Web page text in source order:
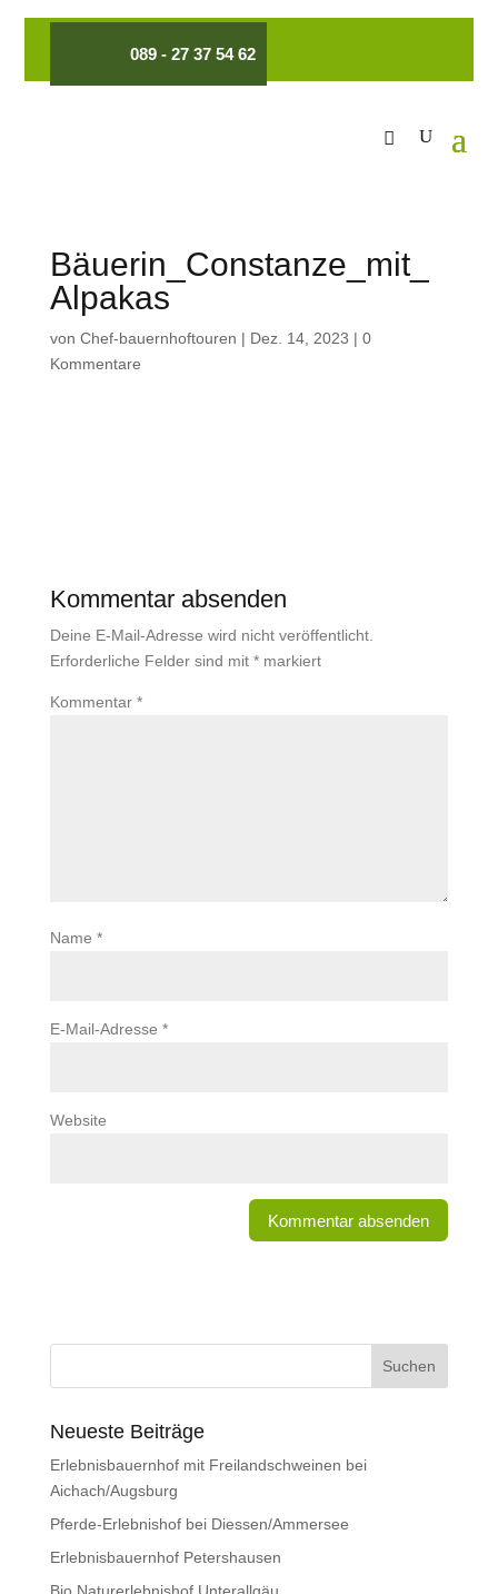
089 - 27 37 54 62
Bäuerin_Constanze_mit_
Alpakas
von Chef-bauernhoftouren | Dez. 14, 2023 | 0
Kommentare
Kommentar absenden
Deine E-Mail-Adresse wird nicht veröffentlicht.
Erforderliche Felder sind mit *markiert
Kommentar *
Name *
E-Mail-Adresse *
Website
Neueste Beiträge
Erlebnisbauernhof mit Freilandschweinen bei
Aichach/Augsburg
Pferde-Erlebnishof bei Diessen/Ammersee
Erlebnisbauernhof Petershausen